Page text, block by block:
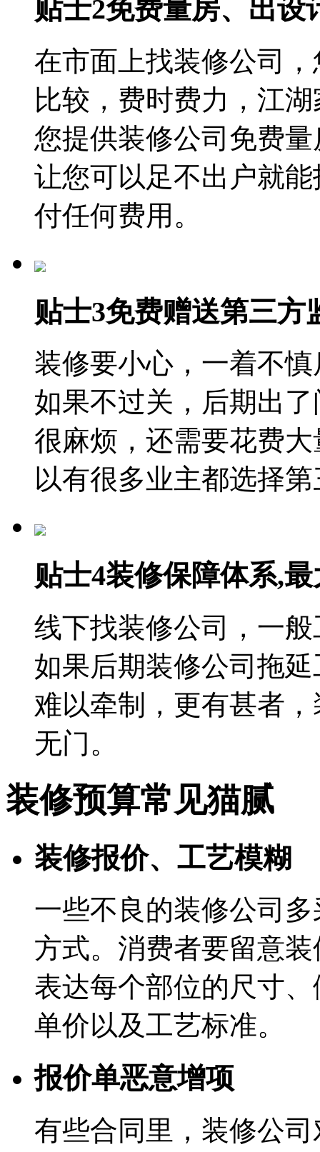
贴士2免费量房、出设
在市面上找装修公司
比较，费时费力，江
您提供装修公司免费
让您可以足不出户就
付任何费用。
贴士3免费赠送第三方
装修要小心，一着不
如果不过关，后期出
很麻烦，还需要花费
以有很多业主都选择
贴士4装修保障体系,
线下找装修公司，一
如果后期装修公司拖
难以牵制，更有甚者
无门。
装修预算常见猫腻
装修报价、工艺模糊
一些不良的装修公司
方式。消费者要留意
表达每个部位的尺寸
单价以及工艺标准。
报价单恶意增项
有些合同里，装修公